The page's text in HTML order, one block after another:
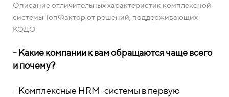
Описание отличительных характеристик комплексной
системы ТопФактор от решений, поддерживающих
КЭДО
- Какие компании к вам обращаются чаще всего
и почему?
- Комплексные HRM-системы в первую